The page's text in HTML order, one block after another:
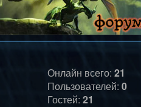
Онлайн всего: 21
Пользователей: 0
Гостей: 21